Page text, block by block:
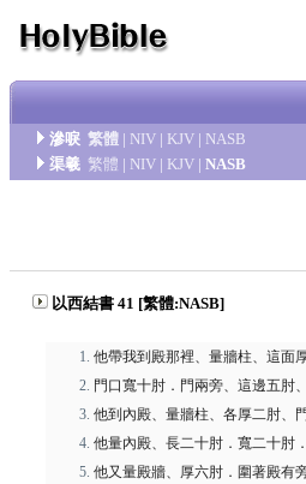
滲唳 繁體 | NIV | KJV | NASB
渠羲 繁體 | NIV | KJV | NASB
以西結書 41 [繁體:NASB]
他帶我到殿那裡、量牆柱、這面
門口寬十肘．門兩旁、這邊五肘
他到內殿、量牆柱、各厚二肘、
他量內殿、長二十肘．寬二十肘
他又量殿牆、厚六肘．圍著殿有